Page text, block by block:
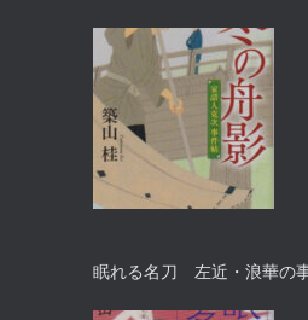
眠れる名刀 左近・浪華の